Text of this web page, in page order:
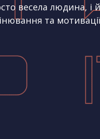
весела людина, і
та